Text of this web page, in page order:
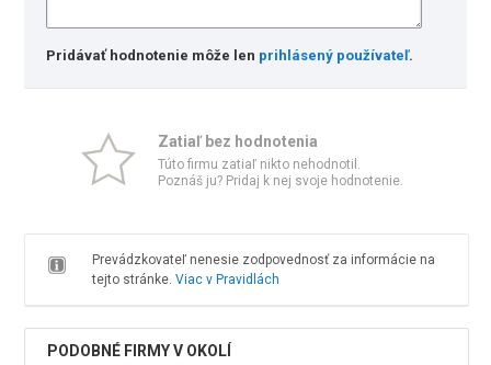
Pridávať hodnotenie môže len prihlásený používateľ.
Zatiaľ bez hodnotenia
Túto firmu zatiaľ nikto nehodnotil.
Poznáš ju? Pridaj k nej svoje hodnotenie.
Prevádzkovateľ nenesie zodpovednosť za informácie na
tejto stránke. Viac v Pravidlách
PODOBNÉ FIRMY V OKOLÍ